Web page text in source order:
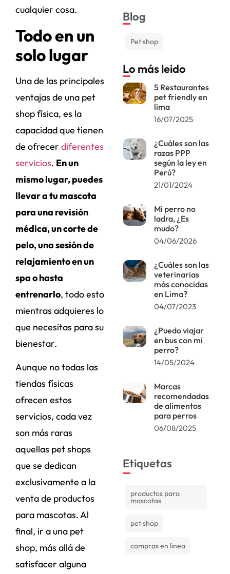
cualquier cosa.
Todo en un
solo lugar
Una de las principales
ventajas de una pet
shop física, es la
capacidad que tienen
de ofrecer diferentes
servicios. En un
mismo lugar, puedes
llevar a tu mascota
para una revisión
médica, un corte de
pelo, una sesión de
relajamiento en un
spa o hasta
entrenarlo, todo esto
mientras adquieres lo
que necesitas para su
bienestar.
Aunque no todas las
tiendas físicas
ofrecen estos
servicios, cada vez
son más raras
aquellas pet shops
que se dedican
exclusivamente a la
venta de productos
para mascotas. Al
final, ir a una pet
shop, más allá de
satisfacer alguna
Blog
Pet shop
Lo más leido
5 Restaurantes
pet friendly en
lima
16/07/2025
¿Cuáles son las
razas PPP
según la ley en
Perú?
21/01/2024
Mi perro no
ladra, ¿Es
mudo?
04/06/2026
¿Cuáles son las
veterinarias
más conocidas
en Lima?
04/07/2023
¿Puedo viajar
en bus con mi
perro?
14/05/2024
Marcas
recomendadas
de alimentos
para perros
06/08/2025
Etiquetas
productos para
mascotas
pet shop
compras en linea